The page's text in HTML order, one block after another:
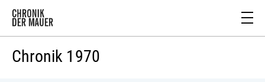
Chronik 1970